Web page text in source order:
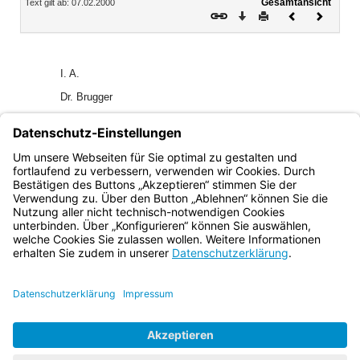
Text gilt ab: 07.02.2000
Download
DruckenVorheriges
I. A.
Dr. Brugger
GAPl 4335 AllMBl 1998 S. 81
Bayern.de
BayernPortal
Impressum